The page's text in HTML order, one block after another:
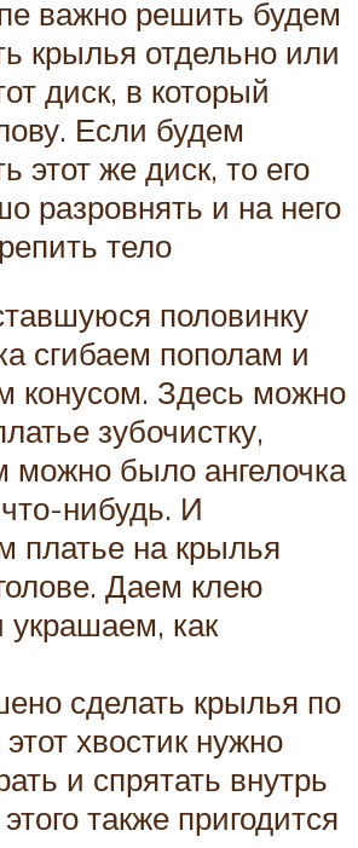
важно решить будем
крылья отдельно или
диск, в который
Если будем
этот же диск, то его
разровнять и на него
тело
половинку
сгибаем пополам и
конусом. Здесь можно
зубочистку,
можно было ангелочка
нибудь. И
платье на крылья
Даем клею
украшаем, как
сделать крылья по
хвостик нужно
и спрятать внутрь
также пригодится